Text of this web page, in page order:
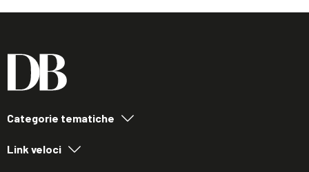
Categorie tematiche
Link veloci